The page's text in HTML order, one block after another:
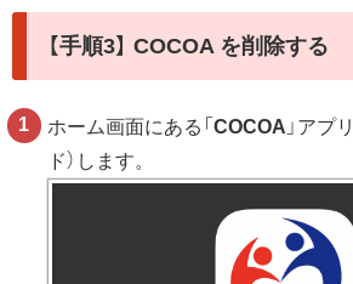
【手順3】 COCOA を削除する
ホーム画面にある「COCOA 」アプ
ド）します。